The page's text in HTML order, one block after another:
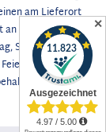
am Lieferort
die Stelle eines
Sonntag oder am
ist.
✕